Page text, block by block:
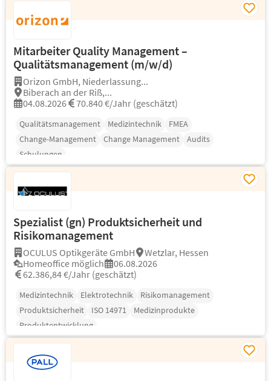
Mitarbeiter Quality Management –
Qualitätsmanagement (m/w/d)
Orizon GmbH, Niederlassung...
Biberach an der Riß,...
04.08.2026
70.840 €/Jahr (geschätzt)
Qualitätsmanagement Medizintechnik
FMEA
Change-Management
Change Management
Audits
Schulungen
Spezialist (gn) Produktsicherheit und
Risikomanagement
OCULUS Optikgeräte GmbH
Wetzlar, Hessen
Homeoffice möglich
06.08.2026
62.386,84 €/Jahr (geschätzt)
Medizintechnik Elektrotechnik
Risikomanagement
Produktsicherheit
ISO 14971
Medizinprodukte
Produktentwicklung